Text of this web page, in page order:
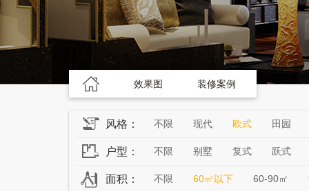
效果图 装修案例
风格： 不限 现代 欧式 田园
户型： 不限 别墅 复式 跃式
面积： 不限 60㎡以下 60-90㎡